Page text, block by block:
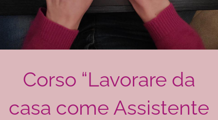
Corso “Lavorare da
casa come Assistente